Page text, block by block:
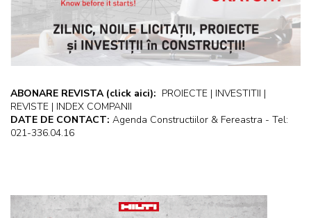
ABONARE REVISTA (click aici): PROIECTE | INVESTITII |
REVISTE | INDEX COMPANII
DATE DE CONTACT: Agenda Constructiilor & Fereastra - Tel:
021-336.04.16